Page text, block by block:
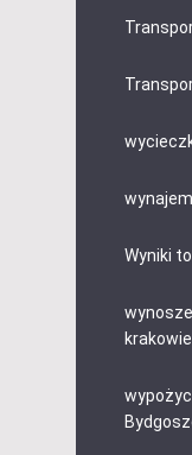
Wyniki
krakowie